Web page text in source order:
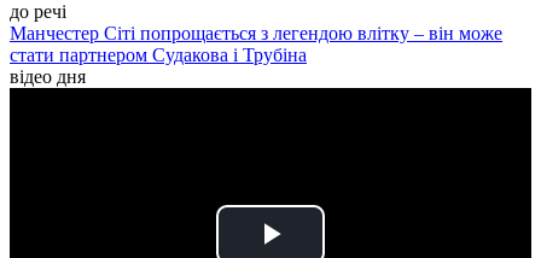
до речі
Манчестер Сіті попрощається з легендою влітку – він може
стати партнером Судакова і Трубіна
відео дня